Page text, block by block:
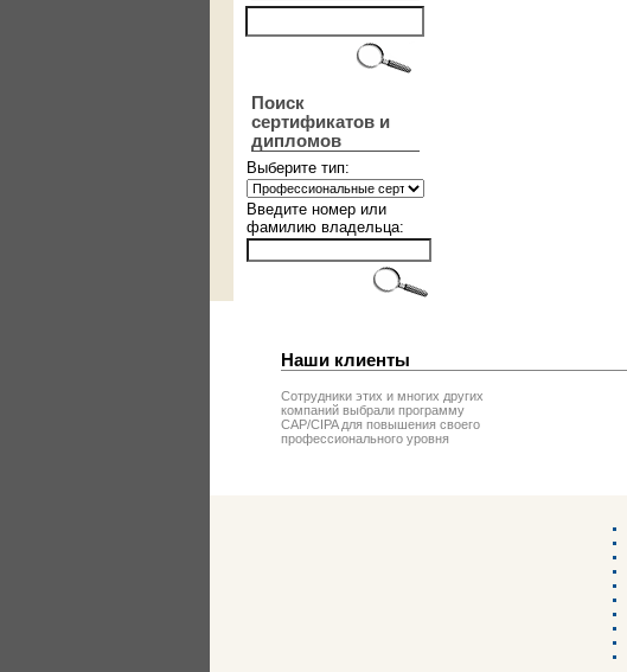
Поиск
сертификатов и
дипломов
Выберите тип:
Введите номер или
фамилию владельца:
Наши клиенты
Сотрудники этих и многих других
компаний выбрали программу
CAP/CIPA для повышения своего
профессионального уровня